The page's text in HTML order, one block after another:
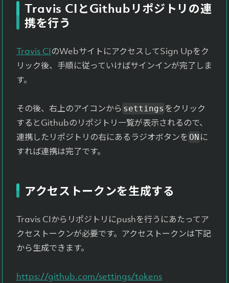
Travis CIとGithubリポジトリの連
携を行う
Travis CIのWebサイトにアクセスしてSign Upをク
リック後、手順に従っていけばサインインが完了しま
す。
その後、右上のアイコンから settings をクリック
するとGithubのリポジトリ一覧が表示されるので、
連携したリポジトリの右にあるラジオボタンを ON に
すれば連携は完了です。
アクセストークンを生成する
Travis CIからリポジトリにpushを行うにあたってア
クセストークンが必要です。アクセストークンは下記
から生成できます。
https://github.com/settings/tokens